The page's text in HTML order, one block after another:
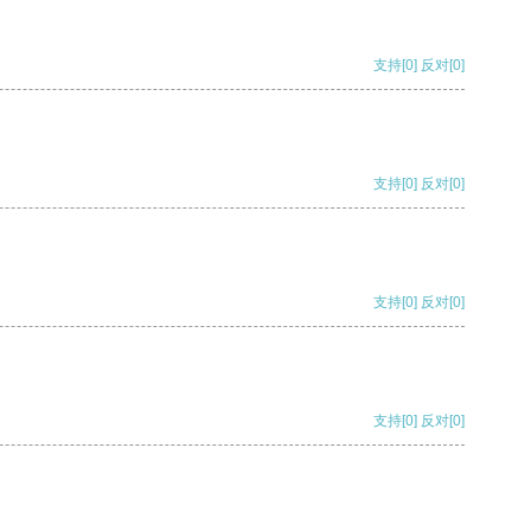
支持[0] 反对[0]
支持[0] 反对[0]
支持[0] 反对[0]
支持[0] 反对[0]